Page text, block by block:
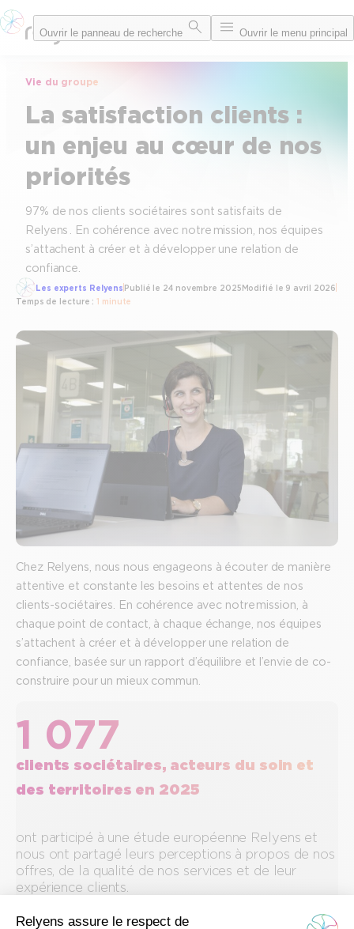
Aller
au
Ouvrir le panneau de recherche Ouvrir le menu principal
Vie du groupe
La satisfaction clients :
un enjeu au cœur de nos
priorités
97% de nos clients sociétaires sont satisfaits de
Relyens . En cohérence avec notre mission, nos équipes
s’attachent à créer et à développer une relation de
confiance.
Les experts Relyens Publié le 24 novembre 2025Modifié le 9 avril 2026
Temps de lecture :1 minute
Chez Relyens, nous nous engageons à écouter de manière
attentive et constante les besoins et attentes de nos
clients-sociétaires. En cohérence avec notre mission, à
chaque point de contact, à chaque échange, nos équipes
s’attachent à créer et à développer une relation de
confiance, basée sur un rapport d’équilibre et l’envie de co-
construire pour un mieux commun.
1 077
clients sociétaires, acteurs du soin et
des territoires en 2025
ont participé à une étude européenne Relyens et
nous ont partagé leurs perceptions à propos de nos
offres, de la qualité de nos services et de leur
expérience clients.